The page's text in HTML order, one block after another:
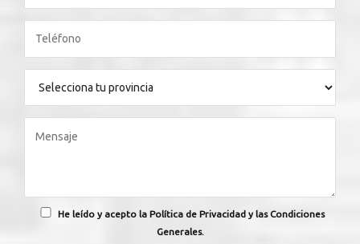
He leído y acepto la Política de Privacidad y las Condiciones
Generales.